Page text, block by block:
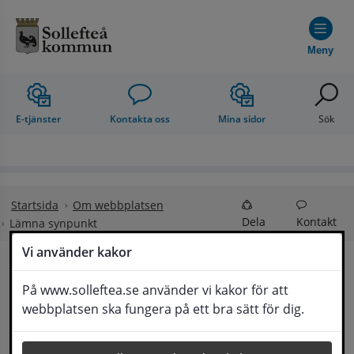
Vi använder kakor
På www.solleftea.se använder vi kakor för att
webbplatsen ska fungera på ett bra sätt för dig.
Meny
E-tjänster Kontakta oss Mina sidor Sök
Startsida
Om webbplatsen
Lämna synpunkt
Dela Kontakt
Lämna synpunkt
Här kan du lämna synpunkter, förslag och